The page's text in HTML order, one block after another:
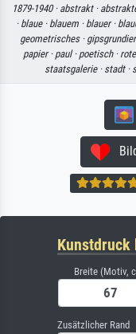
1879-1940 · abstrakt ·
· blaue · blauem · blauer ·
geometrisches ·
papier · paul · poetisch ·
staatsgalerie · stadt ·
Bild
Breite (Motiv,
Zusätzlicher Rand